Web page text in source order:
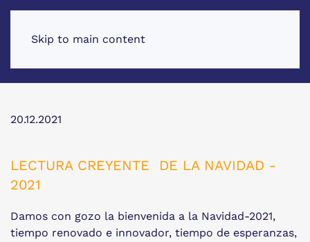
Skip to main content
20.12.2021
LECTURA CREYENTE DE LA NAVIDAD -
2021
Damos con gozo la bienvenida a la Navidad-2021,
tiempo renovado e innovador, tiempo de esperanzas,